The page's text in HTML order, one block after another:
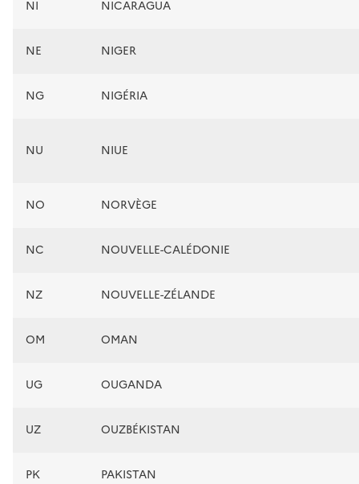
NI NICARAGUA
NE NIGER
NG NIGÉRIA
NU NIUE
NO NORVÈGE
NC NOUVELLE-CALÉDONIE
NZ NOUVELLE-ZÉLANDE
OM OMAN
UG OUGANDA
UZ OUZBÉKISTAN
PK PAKISTAN